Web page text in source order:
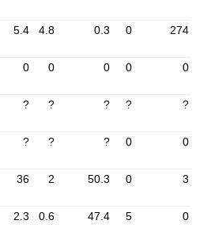
5.4 4.8 0.3 0 274
0 0 0 0 0
? ? ? ? ?
? ? ? 0 0
36 2 50.3 0 3
2.3 0.6 47.4 5 0